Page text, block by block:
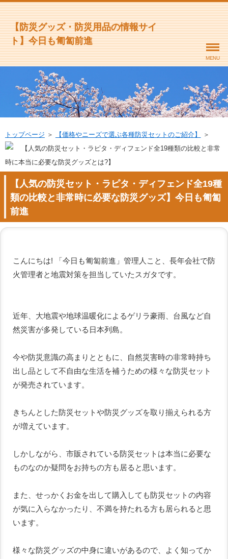
【防災グッズ・防災用品の情報サイ
ト】今日も匍匐前進
MENU
トップページ ＞ 【価格やニーズで選ぶ各種防災セットのご紹介】
＞
【人気の防災セット・ラピタ・ディフェンド全19種類の比較と非常
時に本当に必要な防災グッズとは?】
【人気の防災セット・ラピタ・ディフェンド全19種
類の比較と非常時に必要な防災グッズ】今日も匍匐
前進
こんにちは! 「今日も匍匐前進」管理人こと、長年会社で防
火管理者と地震対策を担当していたスガタです。
近年、大地震や地球温暖化によるゲリラ豪雨、台風など自
然災害が多発している日本列島。
今や防災意識の高まりとともに、自然災害時の非常時持ち
出し品として不自由な生活を補うための様々な防災セット
が発売されています。
きちんとした防災セットや防災グッズを取り揃えられる方
が増えています。
しかしながら、市販されている防災セットは本当に必要な
ものなのか疑問をお持ちの方も居ると思います。
また、せっかくお金を出して購入しても防災セットの内容
が気に入らなかったり、不満を持たれる方も居られると思
います。
様々な防災グッズの中身に違いがあるので、よく知ってか